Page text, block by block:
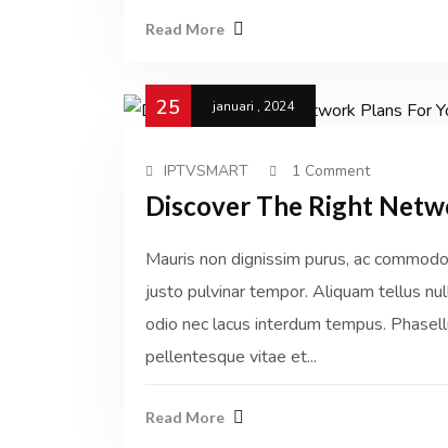
Read More
25 januari , 2024
IPTVSMART 1 Comment
Discover The Right
Mauris non dignissim purus, ac
justo pulvinar tempor. Aliquam tellus
odio nec lacus interdum tempus.
pellentesque vitae et...
Read More